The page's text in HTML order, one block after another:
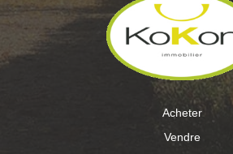
Acheter
Vendre